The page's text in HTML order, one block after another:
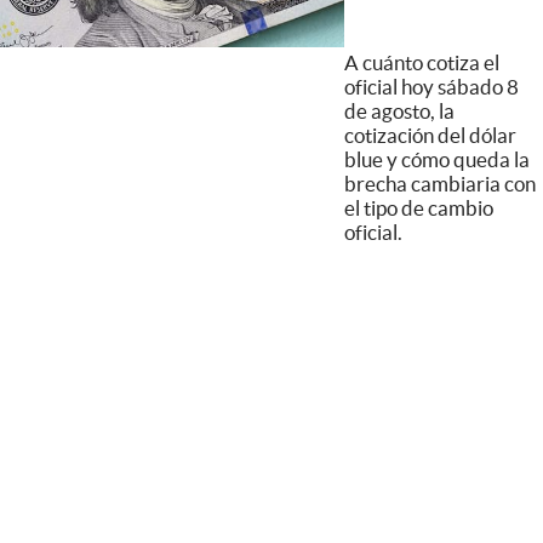
A cuánto cotiza el
oficial hoy sábado 8
de agosto, la
cotización del dólar
blue y cómo queda la
brecha cambiaria con
el tipo de cambio
oficial.